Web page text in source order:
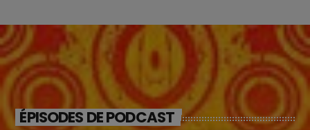
ÉPISODES DE PODCAST